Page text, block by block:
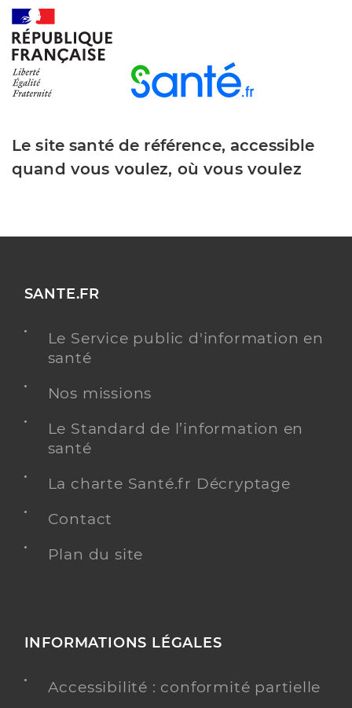
Le site santé de référence, accessible
quand vous voulez, où vous voulez
SANTE.FR
Le Service public d'information en
santé
Nos missions
Le Standard de l’information en
santé
La charte Santé.fr Décryptage
Contact
Plan du site
INFORMATIONS LÉGALES
Accessibilité : conformité partielle